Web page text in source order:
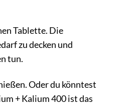
Tablette. Die
zu decken und
tun.
Oder du könntest
+ Kalium 400 ist das